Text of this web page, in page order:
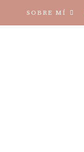
SOBRE MÍ